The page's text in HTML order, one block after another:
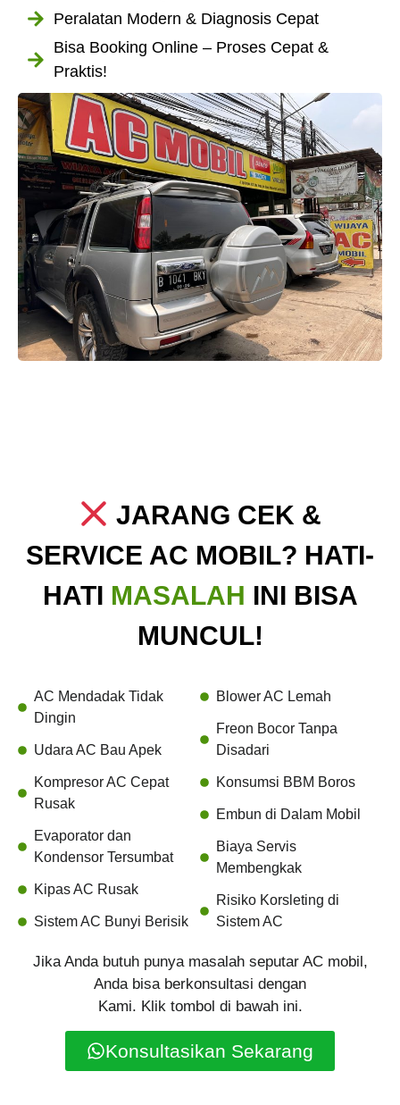
Peralatan Modern & Diagnosis Cepat
Bisa Booking Online – Proses Cepat &
Praktis!
JARANG CEK &
SERVICE AC MOBIL? HATI-
HATI MASALAH INI BISA
MUNCUL!
AC Mendadak Tidak
Dingin
Udara AC Bau Apek
Kompresor AC Cepat
Rusak
Evaporator dan
Kondensor Tersumbat
Kipas AC Rusak
Sistem AC Bunyi Berisik
Blower AC Lemah
Freon Bocor Tanpa
Disadari
Konsumsi BBM Boros
Embun di Dalam Mobil
Biaya Servis
Membengkak
Risiko Korsleting di
Sistem AC
Jika Anda butuh punya masalah seputar AC mobil,
Anda bisa berkonsultasi dengan
Kami. Klik tombol di bawah ini.
Konsultasikan Sekarang